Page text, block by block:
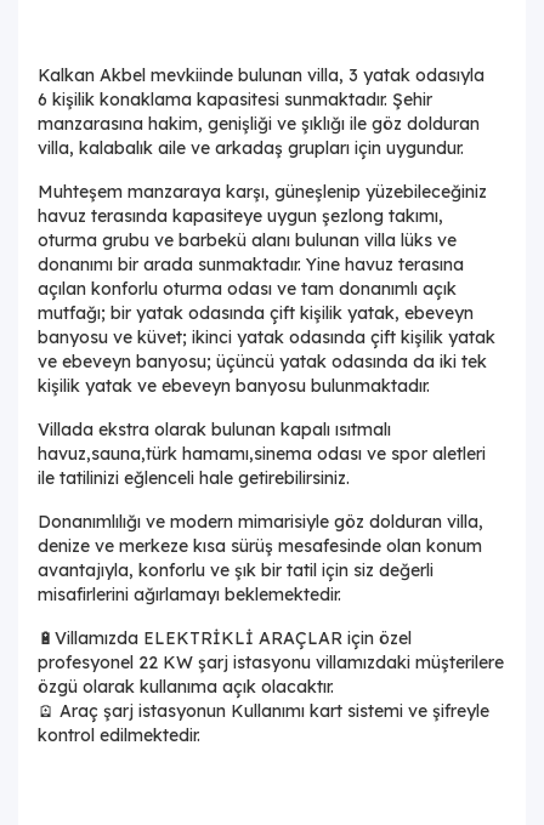
Kalkan Akbel mevkiinde bulunan villa, 3 yatak odasıyla
6 kişilik konaklama kapasitesi sunmaktadır. Şehir
manzarasına hakim, genişliği ve şıklığı ile göz dolduran
villa, kalabalık aile ve arkadaş grupları için uygundur.
Muhteşem manzaraya karşı, güneşlenip yüzebileceğiniz
havuz terasında kapasiteye uygun şezlong takımı,
oturma grubu ve barbekü alanı bulunan villa lüks ve
donanımı bir arada sunmaktadır. Yine havuz terasına
açılan konforlu oturma odası ve tam donanımlı açık
mutfağı; bir yatak odasında çift kişilik yatak, ebeveyn
banyosu ve küvet; ikinci yatak odasında çift kişilik yatak
ve ebeveyn banyosu; üçüncü yatak odasında da iki tek
kişilik yatak ve ebeveyn banyosu bulunmaktadır.
Villada ekstra olarak bulunan kapalı ısıtmalı
havuz,sauna,türk hamamı,sinema odası ve spor aletleri
ile tatilinizi eğlenceli hale getirebilirsiniz.
Donanımlılığı ve modern mimarisiyle göz dolduran villa,
denize ve merkeze kısa sürüş mesafesinde olan konum
avantajıyla, konforlu ve şık bir tatil için siz değerli
misafirlerini ağırlamayı beklemektedir.
🔋Villamızda ELEKTRİKLİ ARAÇLAR için özel
profesyonel 22 KW şarj istasyonu villamızdaki müşterilere
özgü olarak kullanıma açık olacaktır.
🪫 Araç şarj istasyonun Kullanımı kart sistemi ve şifreyle
kontrol edilmektedir.